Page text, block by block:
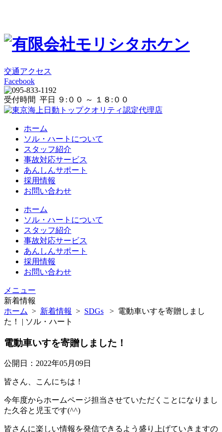
交通アクセス
Facebook
受付時間 平日 ９:００ ～ １８:００
ホーム
ソル・ハートについて
スタッフ紹介
事故対応サービス
あんしんサポート
採用情報
お問い合わせ
ホーム
ソル・ハートについて
スタッフ紹介
事故対応サービス
あんしんサポート
採用情報
お問い合わせ
メニュー
新着情報
ホーム > 新着情報 > SDGs > 電動車いすを寄贈しまし
た！ | ソル・ハート
電動車いすを寄贈しました！
公開日：2022年05月09日
皆さん、こんにちは！
今年度からホームページ担当させていただくことになりまし
た久谷と児玉です(^^)
皆さんに楽しい情報を発信できるよう盛り上げていきますの